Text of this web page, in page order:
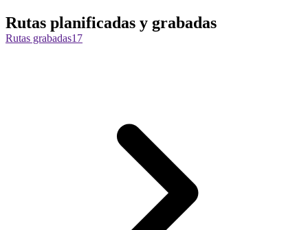
Rutas planificadas y grabadas
Rutas grabadas17